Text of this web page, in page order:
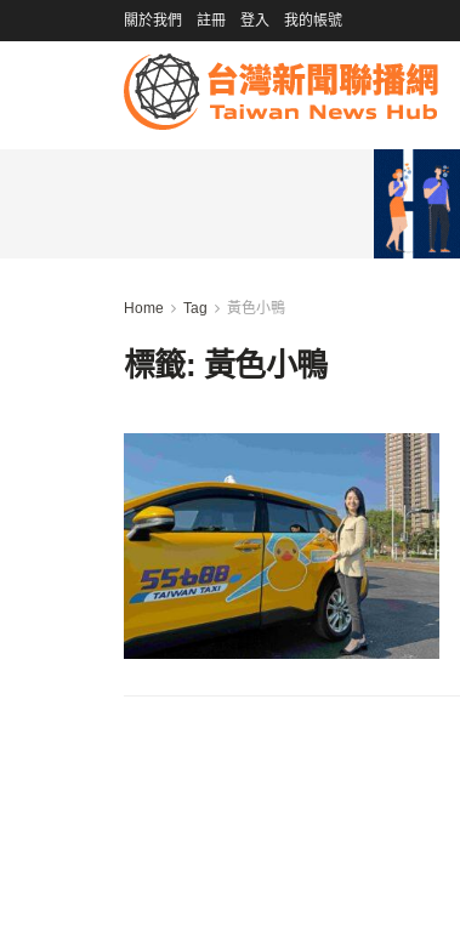
關於我們 註冊 登入 我的帳號
Home Tag 黃色小鴨
標籤: 黃色小鴨